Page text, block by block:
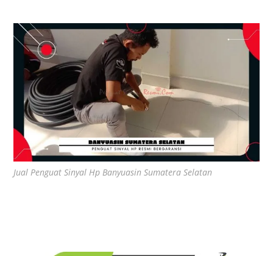
Jual Penguat Sinyal Hp Banyuasin Sumatera Selatan